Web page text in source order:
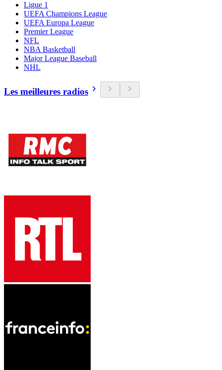
Ligue 1
UEFA Champions League
UEFA Europa League
Premier League
NFL
NBA Basketball
Major League Baseball
NHL
Les meilleures radios